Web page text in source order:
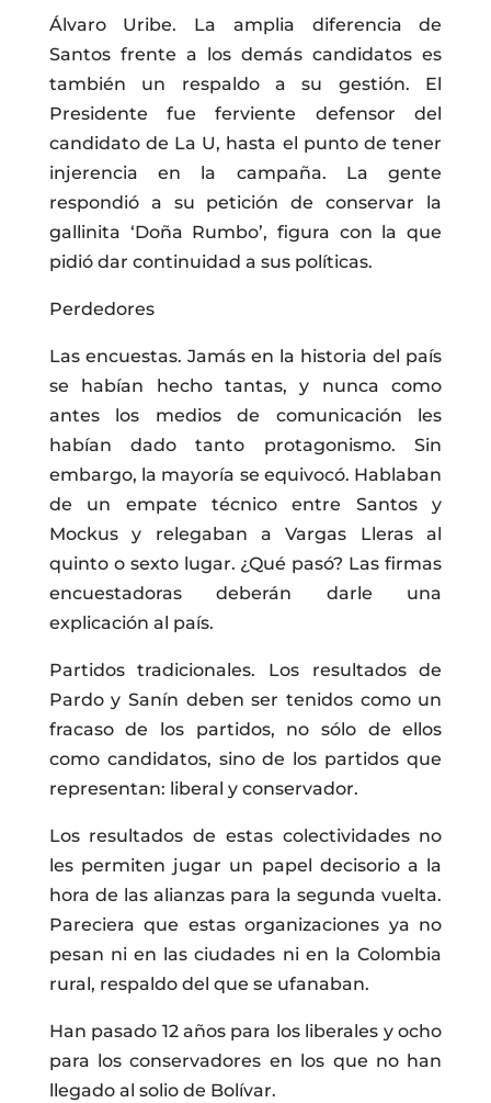
Álvaro Uribe. La amplia diferencia de
Santos frente a los demás candidatos es
también un respaldo a su gestión. El
Presidente fue ferviente defensor del
candidato de La U, hasta el punto de tener
injerencia en la campaña. La gente
respondió a su petición de conservar la
gallinita ‘Doña Rumbo’, figura con la que
pidió dar continuidad a sus políticas.
Perdedores
Las encuestas. Jamás en la historia del país
se habían hecho tantas, y nunca como
antes los medios de comunicación les
habían dado tanto protagonismo. Sin
embargo, la mayoría se equivocó. Hablaban
de un empate técnico entre Santos y
Mockus y relegaban a Vargas Lleras al
quinto o sexto lugar. ¿Qué pasó? Las firmas
encuestadoras deberán darle una
explicación al país.
Partidos tradicionales. Los resultados de
Pardo y Sanín deben ser tenidos como un
fracaso de los partidos, no sólo de ellos
como candidatos, sino de los partidos que
representan: liberal y conservador.
Los resultados de estas colectividades no
les permiten jugar un papel decisorio a la
hora de las alianzas para la segunda vuelta.
Pareciera que estas organizaciones ya no
pesan ni en las ciudades ni en la Colombia
rural, respaldo del que se ufanaban.
Han pasado 12 años para los liberales y ocho
para los conservadores en los que no han
llegado al solio de Bolívar.